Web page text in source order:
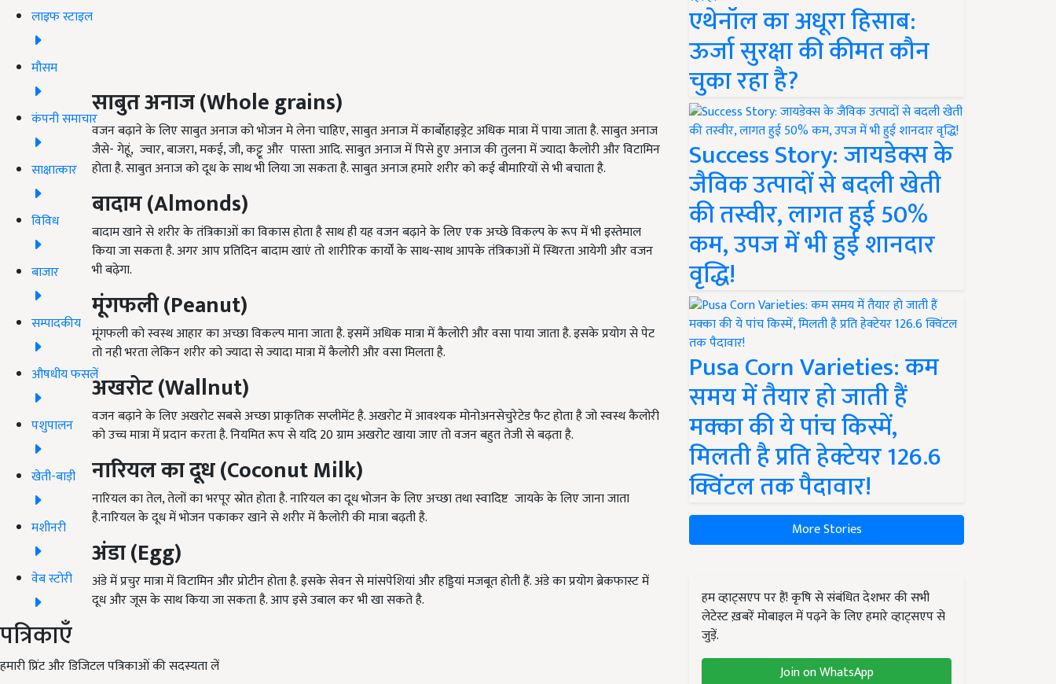
लाइफ स्टाइल
मौसम
कंपनी समाचार
साक्षात्कार
विविध
बाजार
सम्पादकीय
औषधीय फसलें
पशुपालन
खेती-बाड़ी
मशीनरी
वेब स्टोरी
पत्रिकाएँ
हमारी प्रिंट और डिजिटल पत्रिकाओं की सदस्यता लें
साबुत अनाज (Whole grains)
वजन बढ़ाने के लिए साबुत अनाज को भोजन मे लेना चाहिए, साबुत अनाज में कार्बोहाइड्रेट अधिक मात्रा में पाया जाता है. साबुत अनाज
जैसे- गेहूं, ज्वार, बाजरा, मकई, जौ, कट्टू और पास्ता आदि. साबुत अनाज में पिसे हुए अनाज की तुलना में ज्यादा कैलोरी और विटामिन
होता है. साबुत अनाज को दूध के साथ भी लिया जा सकता है. साबुत अनाज हमारे शरीर को कई बीमारियों से भी बचाता है.
बादाम (Almonds)
बादाम खाने से शरीर के तंत्रिकाओं का विकास होता है साथ ही यह वजन बढ़ाने के लिए एक अच्छे विकल्प के रूप में भी इस्तेमाल
किया जा सकता है. अगर आप प्रतिदिन बादाम खाएं तो शारीरिक कार्यों के साथ-साथ आपके तंत्रिकाओं में स्थिरता आयेगी और वजन
भी बढ़ेगा.
मूंगफली (Peanut)
मूंगफली को स्वस्थ आहार का अच्छा विकल्प माना जाता है. इसमें अधिक मात्रा में कैलोरी और वसा पाया जाता है. इसके प्रयोग से पेट
तो नही भरता लेकिन शरीर को ज्यादा से ज्यादा मात्रा में कैलोरी और वसा मिलता है.
अखरोट (Wallnut)
वजन बढ़ाने के लिए अखरोट सबसे अच्छा प्राकृतिक सप्लीमेंट है. अखरोट में आवश्यक मोनोअनसेचुरेटेड फैट होता है जो स्वस्थ कैलोरी
को उच्च मात्रा में प्रदान करता है. नियमित रूप से यदि 20 ग्राम अखरोट खाया जाए तो वजन बहुत तेजी से बढ़ता है.
नारियल का दूध (Coconut Milk)
नारियल का तेल, तेलों का भरपूर स्रोत होता है. नारियल का दूध भोजन के लिए अच्छा तथा स्वादिष्ट जायके के लिए जाना जाता
है.नारियल के दूध में भोजन पकाकर खाने से शरीर में कैलोरी की मात्रा बढ़ती है.
अंडा (Egg)
अंडे में प्रचुर मात्रा में विटामिन और प्रोटीन होता है. इसके सेवन से मांसपेशियां और हड्डियां मजबूत होती हैं. अंडे का प्रयोग ब्रेकफास्ट में
दूध और जूस के साथ किया जा सकता है. आप इसे उबाल कर भी खा सकते है.
एथेनॉल का अधूरा हिसाब:
ऊर्जा सुरक्षा की कीमत कौन
चुका रहा है?
Success Story: जायडेक्स के
जैविक उत्पादों से बदली खेती
की तस्वीर, लागत हुई 50%
कम, उपज में भी हुई शानदार
वृद्धि!
Pusa Corn Varieties: कम
समय में तैयार हो जाती हैं
मक्का की ये पांच किस्में,
मिलती है प्रति हेक्टेयर 126.6
क्विंटल तक पैदावार!
More Stories
हम व्हाट्सएप पर हैं! कृषि से संबंधित देशभर की सभी
लेटेस्ट ख़बरें मोबाइल में पढ़ने के लिए हमारे व्हाट्सएप से
जुड़ें.
Join on WhatsApp